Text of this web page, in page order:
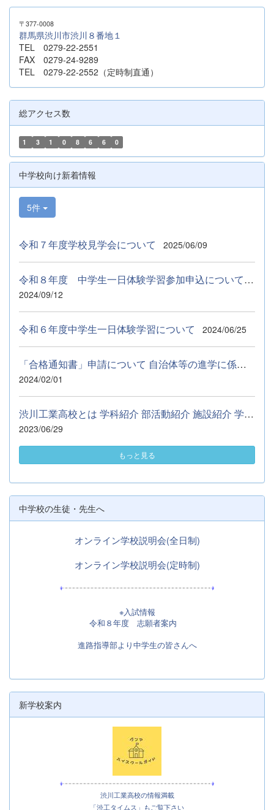
〒377-0008
群馬県渋川市渋川８番地１
TEL 0279-22-2551
FAX 0279-24-9289
TEL 0279-22-2552（定時制直通）
総アクセス数
1 3 1 0 8 6 6 0
中学校向け新着情報
5件
令和７年度学校見学会について 2025/06/09
令和８年度 中学生一日体験学習参加申込について ９月５日（土...
2024/09/12
令和６年度中学生一日体験学習について 2024/06/25
「合格通知書」申請について 自治体等の進学に係る奨学資金の申請...
2024/02/01
渋川工業高校とは 学科紹介 部活動紹介 施設紹介 学校行事 Q&amp;...
2023/06/29
もっと見る
中学校の生徒・先生へ
オンライン学校説明会(全日制)
オンライン学校説明会(定時制)
※入試情報
令和８年度 志願者案内
進路指導部より中学生の皆さんへ
新学校案内
渋川工業高校の情報満載
「渋工タイムス」もご覧下さい